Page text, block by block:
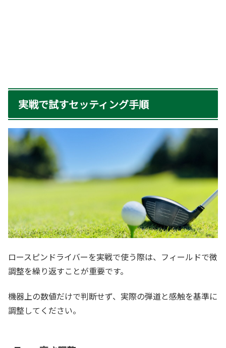
実戦で試すセッティング手順
ロースピンドライバーを実戦で使う際は、フィールドで微
調整を繰り返すことが重要です。
機器上の数値だけで判断せず、実際の弾道と感触を基準に
調整してください。